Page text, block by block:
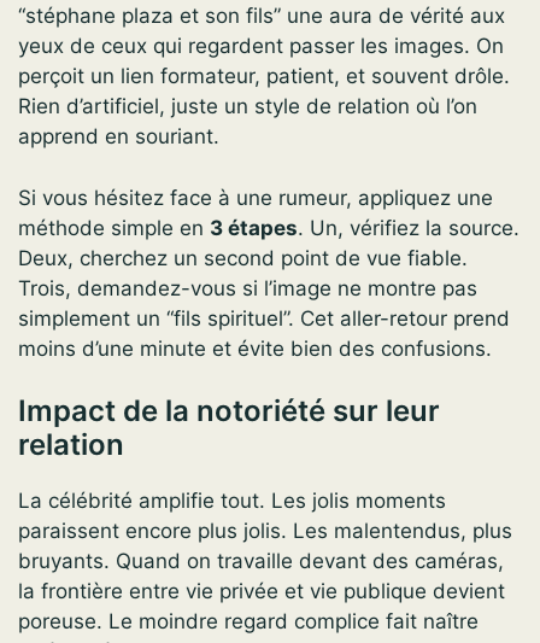
“stéphane plaza et son fils” une aura de vérité aux
yeux de ceux qui regardent passer les images. On
perçoit un lien formateur, patient, et souvent drôle.
Rien d’artificiel, juste un style de relation où l’on
apprend en souriant.
Si vous hésitez face à une rumeur, appliquez une
méthode simple en 3 étapes. Un, vérifiez la source.
Deux, cherchez un second point de vue fiable.
Trois, demandez-vous si l’image ne montre pas
simplement un “fils spirituel”. Cet aller-retour prend
moins d’une minute et évite bien des confusions.
Impact de la notoriété sur leur
relation
La célébrité amplifie tout. Les jolis moments
paraissent encore plus jolis. Les malentendus, plus
bruyants. Quand on travaille devant des caméras,
la frontière entre vie privée et vie publique devient
poreuse. Le moindre regard complice fait naître